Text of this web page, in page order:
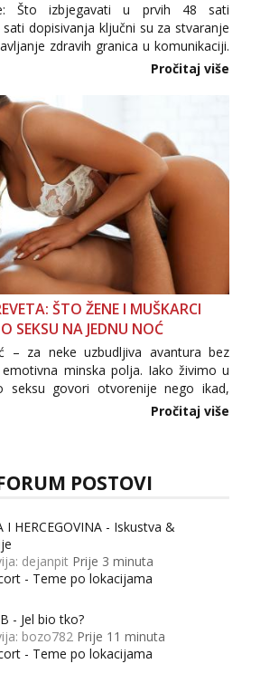
Što izbjegavati u prvih 48 sati
dopisivanja ključni su za stvaranje
zdravih granica u komunikaciji.
otkrivanje osobnih ili intimnih
osoba još nije zaslužila to
Pročitaj više
ŠTO ŽENE I MUŠKARCI
SEKSU NA JEDNU NOĆ
– za neke uzbudljiva avantura bez
minska polja. Iako živimo u
seksu govori otvorenije nego ikad,
i dalje izaziva burne rasprave. Što
Pročitaj više
POSTOVI
I HERCEGOVINA - Iskustva &
dejanpit Prije 3 minuta
- Teme po lokacijama
- Jel bio tko?
bozo782 Prije 11 minuta
- Teme po lokacijama